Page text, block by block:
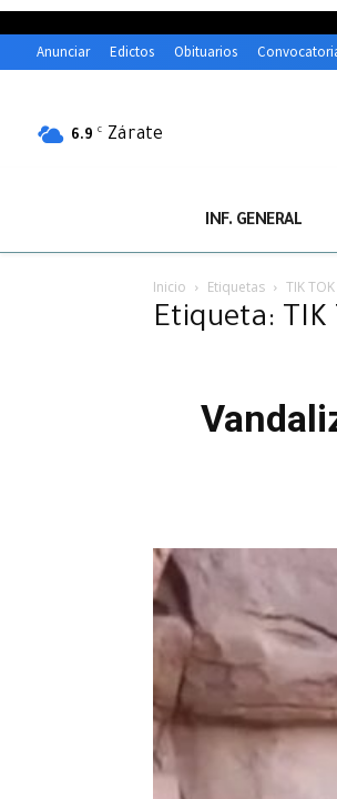
Anunciar Edictos Obituarios
6.9 C Zárate
INF. GENERAL
Inicio Etiquetas TIK TOK
Etiqueta: TIK